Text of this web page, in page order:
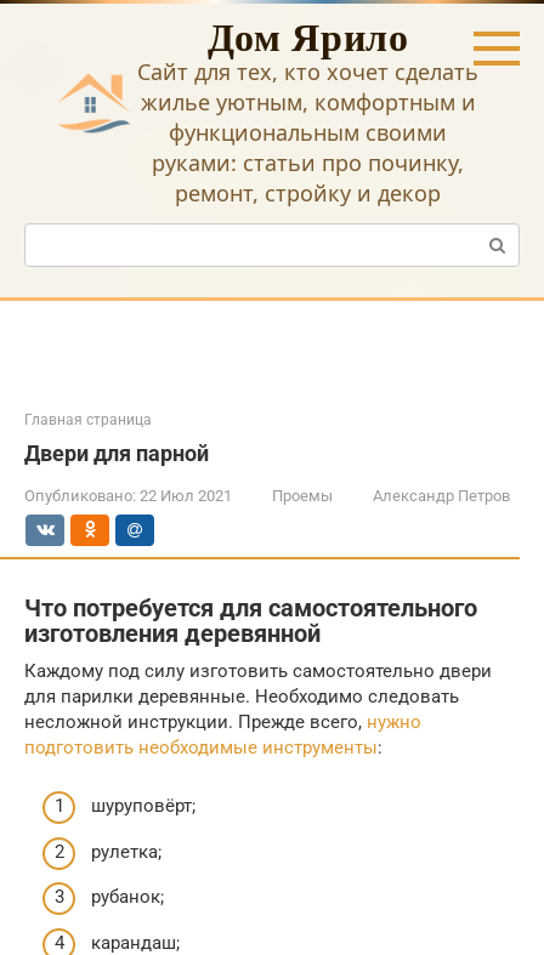
Перейти
Дом Ярило
Сайт для тех, кто хочет сделать
жилье уютным, комфортным и
функциональным своими
руками: статьи про починку,
ремонт, стройку и декор
Поиск:
Главная страница
Двери для парной
Опубликовано: 22 Июл 2021 Проемы Александр Петров
Что потребуется для самостоятельного
изготовления деревянной
Каждому под силу изготовить самостоятельно двери
для парилки деревянные. Необходимо следовать
несложной инструкции. Прежде всего, нужно
подготовить необходимые инструменты:
шуруповёрт;
рулетка;
рубанок;
карандаш;